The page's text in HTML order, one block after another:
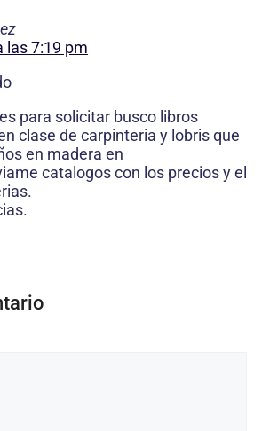
las 7:19 pm
para solicitar busco libros
clase de carpinteria y lobris que
en madera en
catalogos con los precios y el